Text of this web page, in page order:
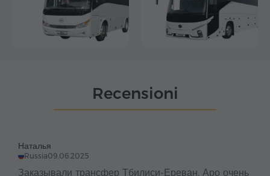
Recensioni
Наталья
Russia09.06.2025
Заказывали трансфер Тбилиси-Ереван. Аро очень